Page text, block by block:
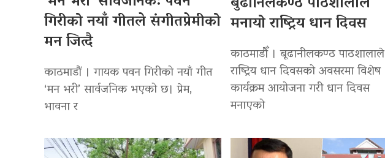
गिरीको नयाँ गीतले संगीतप्रेमीको
मन जित्दै
काठमाडौं । गायक पवन गिरीको नयाँ गीत
‘मन भरी’ सार्वजनिक भएको छ। प्रेम,
भावना र
मनायो राष्ट्रिय धान दिवस
काठमाडौँ । बूढानीलकण्ठ पाठशालाले
राष्ट्रिय धान दिवसको अवसरमा विशेष
कार्यक्रम आयोजना गरी धान दिवस
मनाएको